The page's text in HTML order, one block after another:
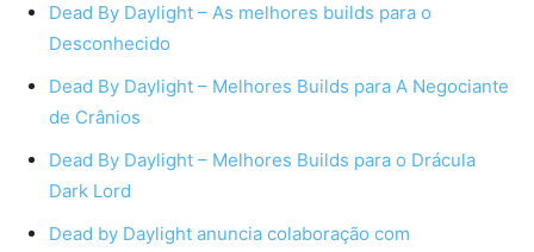
Dead By Daylight – As melhores builds para o
Desconhecido
Dead By Daylight – Melhores Builds para A Negociante
de Crânios
Dead By Daylight – Melhores Builds para o Drácula
Dark Lord
Dead by Daylight anuncia colaboração com